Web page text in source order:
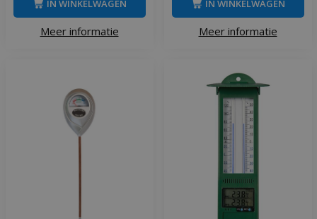
Meer informatie
IN WINKELWAGEN
Meer informatie
IN WINKELWAGEN